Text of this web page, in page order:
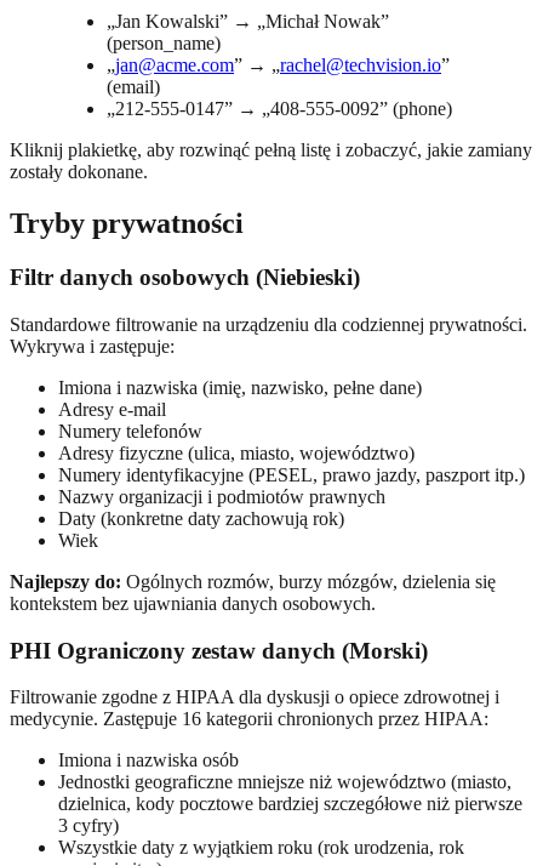
„Jan Kowalski” → „Michał Nowak”
(person_name)
„jan@acme.com” → „rachel@techvision.io”
(email)
„212-555-0147” → „408-555-0092” (phone)
Kliknij plakietkę, aby rozwinąć pełną listę i zobaczyć, jakie zamiany
zostały dokonane.
Tryby prywatności
Filtr danych osobowych (Niebieski)
Standardowe filtrowanie na urządzeniu dla codziennej prywatności.
Wykrywa i zastępuje:
Imiona i nazwiska (imię, nazwisko, pełne dane)
Adresy e-mail
Numery telefonów
Adresy fizyczne (ulica, miasto, województwo)
Numery identyfikacyjne (PESEL, prawo jazdy, paszport itp.)
Nazwy organizacji i podmiotów prawnych
Daty (konkretne daty zachowują rok)
Wiek
Najlepszy do: Ogólnych rozmów, burzy mózgów, dzielenia się
kontekstem bez ujawniania danych osobowych.
PHI Ograniczony zestaw danych (Morski)
Filtrowanie zgodne z HIPAA dla dyskusji o opiece zdrowotnej i
medycynie. Zastępuje 16 kategorii chronionych przez HIPAA:
Imiona i nazwiska osób
Jednostki geograficzne mniejsze niż województwo (miasto,
dzielnica, kody pocztowe bardziej szczegółowe niż pierwsze
3 cyfry)
Wszystkie daty z wyjątkiem roku (rok urodzenia, rok